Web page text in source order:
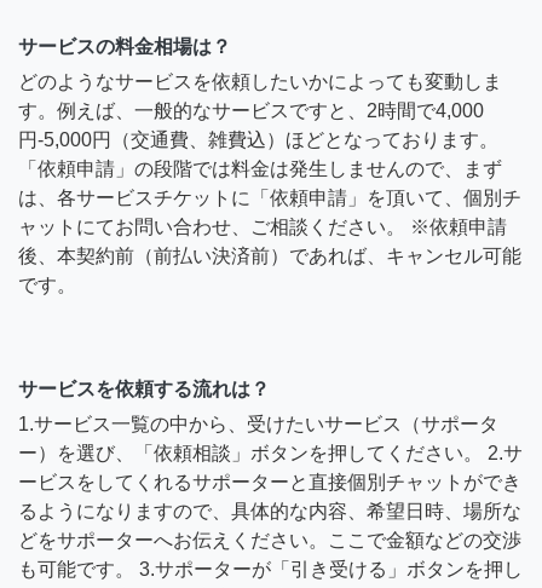
サービスの料金相場は？
どのようなサービスを依頼したいかによっても変動しま
す。例えば、一般的なサービスですと、2時間で4,000
円-5,000円（交通費、雑費込）ほどとなっております。
「依頼申請」の段階では料金は発生しませんので、まず
は、各サービスチケットに「依頼申請」を頂いて、個別チ
ャットにてお問い合わせ、ご相談ください。 ※依頼申請
後、本契約前（前払い決済前）であれば、キャンセル可能
です。
サービスを依頼する流れは？
1.サービス一覧の中から、受けたいサービス（サポータ
ー）を選び、「依頼相談」ボタンを押してください。 2.サ
ービスをしてくれるサポーターと直接個別チャットができ
るようになりますので、具体的な内容、希望日時、場所な
どをサポーターへお伝えください。ここで金額などの交渉
も可能です。 3.サポーターが「引き受ける」ボタンを押し